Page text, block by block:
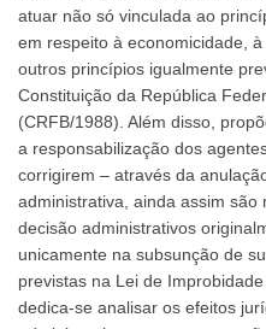
quantidade
atuar não só vinculada ao
em respeito à economicidade,
outros princípios igualmente
Constituição da República
(CRFB/1988). Além disso,
a responsabilização dos
corrigirem – através da
administrativa, ainda assim são
decisão administrativos
unicamente na subsunção de
previstas na Lei de
dedica-se analisar os efeitos